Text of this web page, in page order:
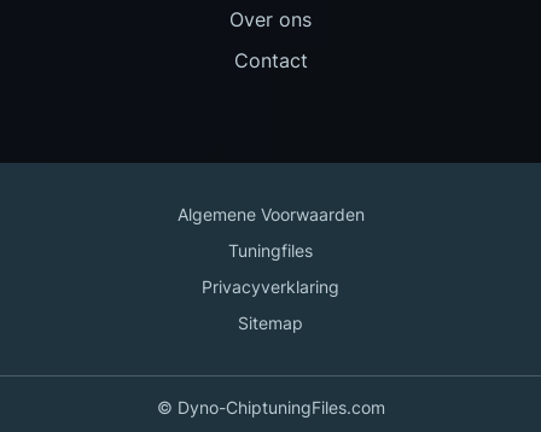
Over ons
Contact
Algemene Voorwaarden
Tuningfiles
Privacyverklaring
Sitemap
© Dyno-ChiptuningFiles.com